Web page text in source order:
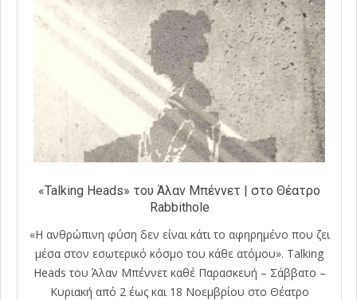
«Talking Heads» του Άλαν Μπέννετ | στο Θέατρο
Rabbithole
«Η ανθρώπινη φύση δεν είναι κάτι το αφηρημένο που ζει
μέσα στον εσωτερικό κόσμο του κάθε ατόμου». Talking
Heads του Άλαν Μπέννετ καθέ Παρασκευή – Σάββατο –
Κυριακή από 2 έως και 18 Νοεμβρίου στο Θέατρο